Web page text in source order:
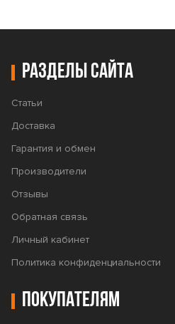
Разделы сайта
Статьи
Доставка
Гарантия и обмен
Производители
Отзывы
Обратная связь
Личный кабинет
Политика конфиденциальности
Покупателям